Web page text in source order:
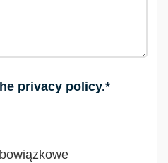
privacy policy.*